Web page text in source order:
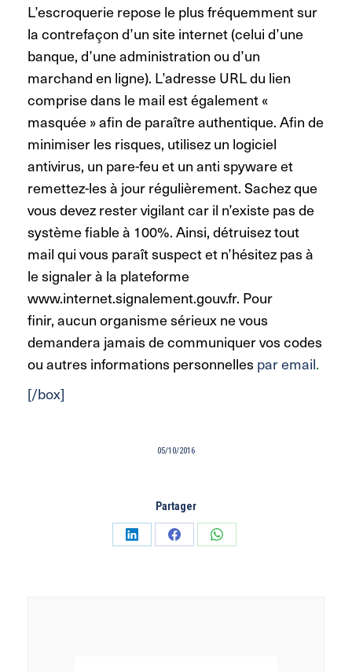
L’escroquerie repose le plus fréquemment sur
la contrefaçon d’un site internet (celui d’une
banque, d’une administration ou d’un
marchand en ligne). L’adresse URL du lien
comprise dans le mail est également «
masquée » afin de paraître authentique. Afin de
minimiser les risques, utilisez un logiciel
antivirus, un pare-feu et un anti spyware et
remettez-les à jour régulièrement. Sachez que
vous devez rester vigilant car il n’existe pas de
système fiable à 100%. Ainsi, détruisez tout
mail qui vous paraît suspect et n’hésitez pas à
le signaler à la plateforme
www.internet.signalement.gouv.fr. Pour
finir, aucun organisme sérieux ne vous
demandera jamais de communiquer vos codes
ou autres informations personnelles par email.
[/box]
05/10/2016
Partager
PartagerPartagerPartager